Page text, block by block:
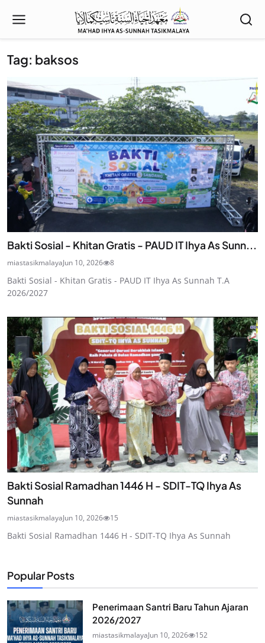
Tag: baksos
Bakti Sosial - Khitan Gratis - PAUD IT Ihya As Sunn...
miastasikmalayaJun 10, 2026 8
Bakti Sosial - Khitan Gratis - PAUD IT Ihya As Sunnah T.A
2026/2027
Bakti Sosial Ramadhan 1446 H - SDIT-TQ Ihya As
Sunnah
miastasikmalayaJun 10, 2026 15
Bakti Sosial Ramadhan 1446 H - SDIT-TQ Ihya As Sunnah
Popular Posts
Penerimaan Santri Baru Tahun Ajaran
2026/2027
miastasikmalayaJun 10, 2026 152